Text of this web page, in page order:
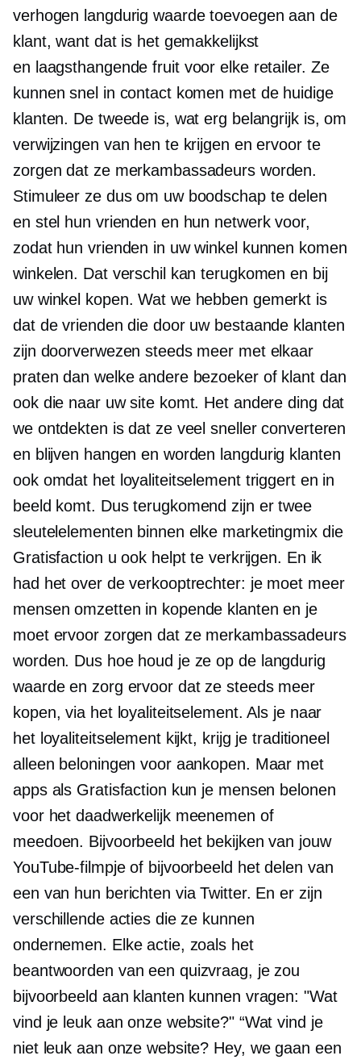
verhogen langdurig waarde toevoegen aan de
klant, want dat is het gemakkelijkst
en laagsthangende fruit voor elke retailer. Ze
kunnen snel in contact komen met de huidige
klanten. De tweede is, wat erg belangrijk is, om
verwijzingen van hen te krijgen en ervoor te
zorgen dat ze merkambassadeurs worden.
Stimuleer ze dus om uw boodschap te delen
en stel hun vrienden en hun netwerk voor,
zodat hun vrienden in uw winkel kunnen komen
winkelen. Dat verschil kan terugkomen en bij
uw winkel kopen. Wat we hebben gemerkt is
dat de vrienden die door uw bestaande klanten
zijn doorverwezen steeds meer met elkaar
praten dan welke andere bezoeker of klant dan
ook die naar uw site komt. Het andere ding dat
we ontdekten is dat ze veel sneller converteren
en blijven hangen en worden langdurig klanten
ook omdat het loyaliteitselement triggert en in
beeld komt. Dus terugkomend zijn er twee
sleutelelementen binnen elke marketingmix die
Gratisfaction u ook helpt te verkrijgen. En ik
had het over de verkooptrechter: je moet meer
mensen omzetten in kopende klanten en je
moet ervoor zorgen dat ze merkambassadeurs
worden. Dus hoe houd je ze op de langdurig
waarde en zorg ervoor dat ze steeds meer
kopen, via het loyaliteitselement. Als je naar
het loyaliteitselement kijkt, krijg je traditioneel
alleen beloningen voor aankopen. Maar met
apps als Gratisfaction kun je mensen belonen
voor het daadwerkelijk meenemen of
meedoen. Bijvoorbeeld het bekijken van jouw
YouTube-filmpje of bijvoorbeeld het delen van
een van hun berichten via Twitter. En er zijn
verschillende acties die ze kunnen
ondernemen. Elke actie, zoals het
beantwoorden van een quizvraag, je zou
bijvoorbeeld aan klanten kunnen vragen: "Wat
vind je leuk aan onze website?" “Wat vind je
niet leuk aan onze website? Hey, we gaan een